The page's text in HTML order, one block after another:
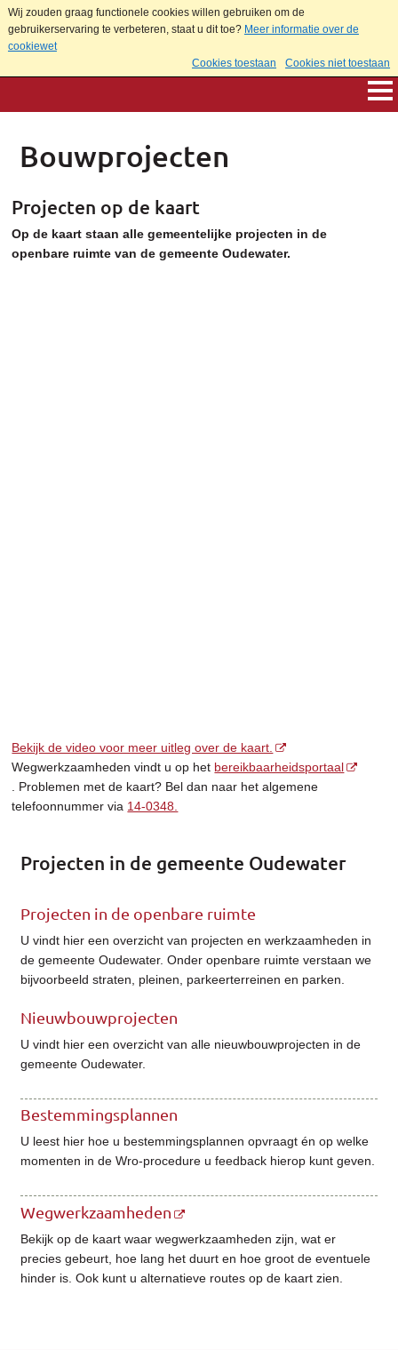
Wij zouden graag functionele cookies willen gebruiken om de
gebruikerservaring te verbeteren, staat u dit toe? Meer informatie over de
cookiewet
Cookies toestaan
Cookies niet toestaan
Bouwprojecten
Projecten op de kaart
Op de kaart staan alle gemeentelijke projecten in de
openbare ruimte van de gemeente Oudewater.
Bekijk de video voor meer uitleg over de kaart.
Wegwerkzaamheden vindt u op het bereikbaarheidsportaal
. Problemen met de kaart? Bel dan naar het algemene
telefoonnummer via 14-0348.
Projecten in de gemeente Oudewater
Projecten in de openbare ruimte
U vindt hier een overzicht van projecten en werkzaamheden in
de gemeente Oudewater. Onder openbare ruimte verstaan we
bijvoorbeeld straten, pleinen, parkeerterreinen en parken.
Nieuwbouwprojecten
U vindt hier een overzicht van alle nieuwbouwprojecten in de
gemeente Oudewater.
Bestemmingsplannen
U leest hier hoe u bestemmingsplannen opvraagt én op welke
momenten in de Wro-procedure u feedback hierop kunt geven.
Wegwerkzaamheden
Bekijk op de kaart waar wegwerkzaamheden zijn, wat er
precies gebeurt, hoe lang het duurt en hoe groot de eventuele
hinder is. Ook kunt u alternatieve routes op de kaart zien.